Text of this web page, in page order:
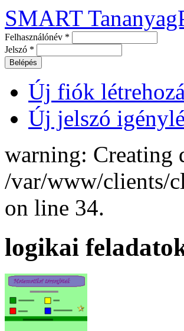
SMART
Felhasználónév *
Jelszó *
Új fiók
Új jelszó
warning: Creating
/var/www/clients/
on line 34.
logikai